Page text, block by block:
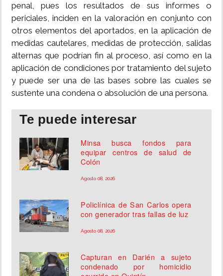
penal, pues los resultados de sus informes o
periciales, inciden en la valoración en conjunto con
otros elementos del aportados, en la aplicación de
medidas cautelares, medidas de protección, salidas
alternas que podrían fin al proceso, así como en la
aplicación de condiciones por tratamiento del sujeto
y puede ser una de las bases sobre las cuales se
sustente una condena o absolución de una persona.
Te puede interesar
Minsa busca fondos para
equipar centros de salud de
Colón
Agosto 08, 2026
Policlínica de San Carlos opera
con generador tras fallas de luz
Agosto 08, 2026
Capturan en Darién a sujeto
condenado por homicidio